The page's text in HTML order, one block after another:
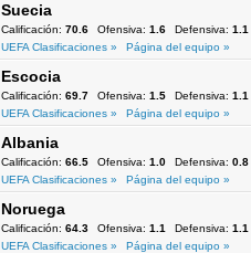
Suecia
Calificación: 70.6 Ofensiva: 1.6 Defensiva: 1.1
UEFA Clasificaciones »
Página del equipo »
Escocia
Calificación: 69.7 Ofensiva: 1.5 Defensiva: 1.1
UEFA Clasificaciones »
Página del equipo »
Albania
Calificación: 66.5 Ofensiva: 1.0 Defensiva: 0.8
UEFA Clasificaciones »
Página del equipo »
Noruega
Calificación: 64.3 Ofensiva: 1.1 Defensiva: 1.1
UEFA Clasificaciones »
Página del equipo »